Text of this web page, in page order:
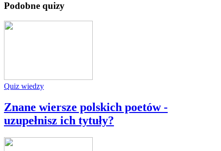
Podobne quizy
Quiz wiedzy
Znane wiersze polskich poetów -
uzupełnisz ich tytuły?